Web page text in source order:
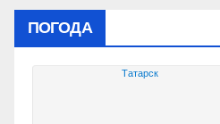
ПОГОДА
Татарск